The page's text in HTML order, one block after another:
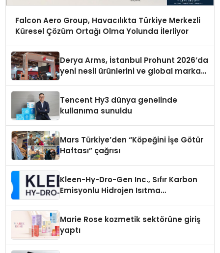
Falcon Aero Group, Havacılıkta Türkiye Merkezli
Küresel Çözüm Ortağı Olma Yolunda İlerliyor
Derya Arms, İstanbul Prohunt 2026’da
yeni nesil ürünlerini ve global marka
Tencent Hy3 dünya genelinde
kullanıma sunuldu
Mars Türkiye’den “Köpeğini İşe Götür
Haftası” çağrısı
Kleen-Hy-Dro-Gen Inc., Sıfır Karbon
Emisyonlu Hidrojen Isıtma
Marie Rose kozmetik sektörüne giriş
yaptı